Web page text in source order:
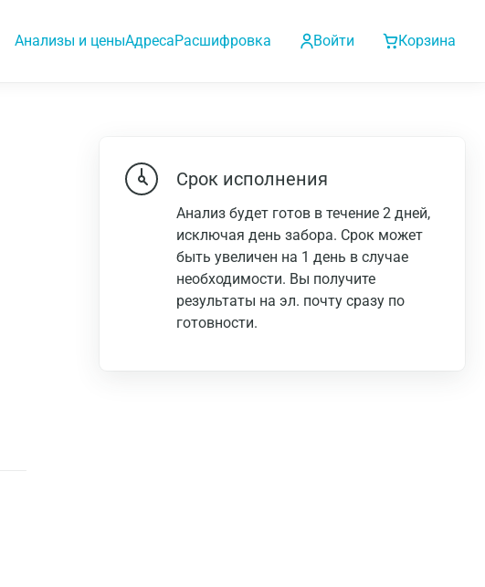
Анализы и ценыАдресаРасшифровка Войти Корзина
Срок исполнения
Анализ будет готов в течение 2 дней,
исключая день забора. Срок может
быть увеличен на 1 день в случае
необходимости. Вы получите
результаты на эл. почту сразу по
готовности.